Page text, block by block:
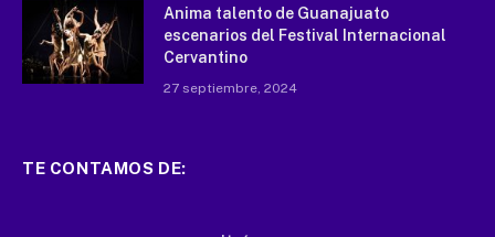
Anima talento de Guanajuato
escenarios del Festival Internacional
Cervantino
27 septiembre, 2024
TE CONTAMOS DE: